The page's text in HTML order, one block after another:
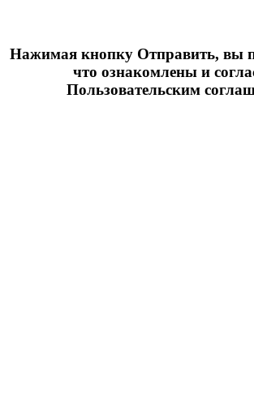
Нажимая кнопку Отправить, вы
что ознакомлены и
Пользовательским